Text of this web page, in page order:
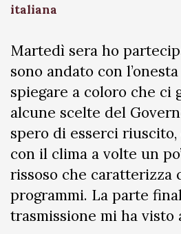
italiana
Martedì sera ho
sono andato con
spiegare a coloro che ci
alcune scelte del
spero di esserci
con il clima a volte un
rissoso che caratterizza
programmi. La parte
trasmissione mi ha visto